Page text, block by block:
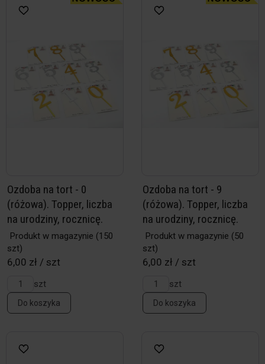
Ozdoba na tort - 0
(różowa). Topper, liczba
na urodziny, rocznicę.
Produkt w magazynie (150
szt)
6,00 zł / szt
szt
Do koszyka
Ozdoba na tort - 9
(różowa). Topper, liczba
na urodziny, rocznicę.
Produkt w magazynie (50
szt)
6,00 zł / szt
szt
Do koszyka